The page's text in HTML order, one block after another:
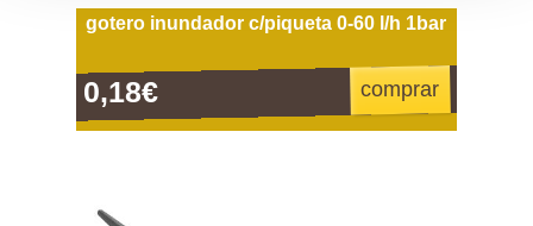
gotero inundador c/piqueta 0-60 l/h 1bar
0,18€ comprar